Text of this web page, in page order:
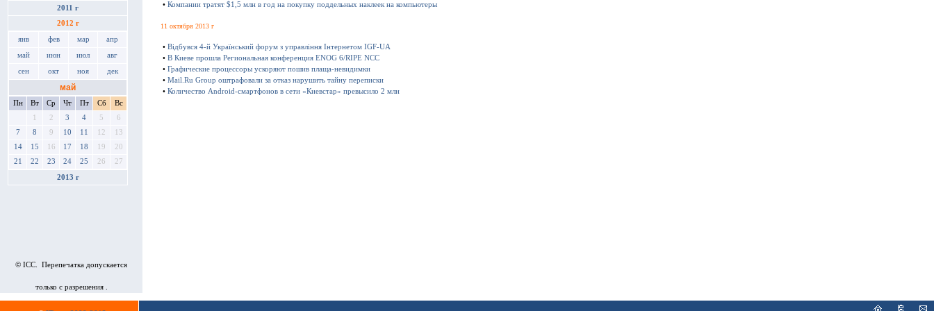
2011 г
2012 г
янв фев мар апр
май июн июл авг
сен окт ноя дек
май
Пн Вт Ср Чт Пт Сб
Вс
1
2 3 4 5
6
7
8 9 10 11 12
13
14
15 16 17 18 19
20
21
22 23 24 25 26 27
2013 г
© ICC. Перепечатка допускается
только с разрешения .
• Компании тратят $1,5 млн в год на покупку поддельных наклеек на компьютеры
11 октября 2013 г
• Відбувся 4-й Український форум з управління Інтернетом IGF-UA
• В Киеве прошла Региональная конференция ENOG 6/RIPE NCC
• Графические процессоры ускоряют пошив плаща-невидимки
• Mail.Ru Group оштрафовали за отказ нарушить тайну переписки
• Количество Android-смартфонов в сети «Киевстар» превысило 2 млн